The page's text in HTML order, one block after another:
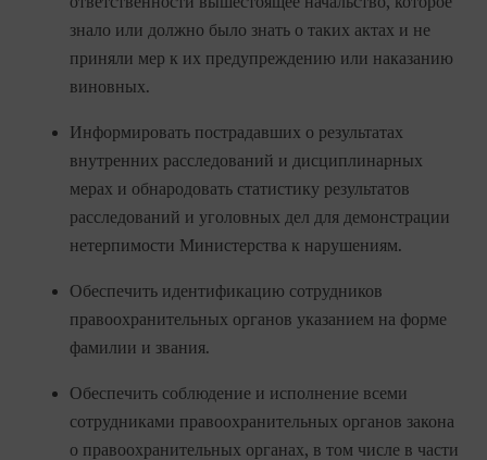
знало или должно было знать о таких актах и не
приняли мер к их предупреждению или наказанию
виновных.
Информировать пострадавших о результатах
внутренних расследований и дисциплинарных
мерах и обнародовать статистику результатов
расследований и уголовных дел для демонстрации
нетерпимости Министерства к нарушениям.
Обеспечить идентификацию сотрудников
правоохранительных органов указанием на форме
фамилии и звания.
Обеспечить соблюдение и исполнение всеми
сотрудниками правоохранительных органов закона
о правоохранительных органах, в том числе в части